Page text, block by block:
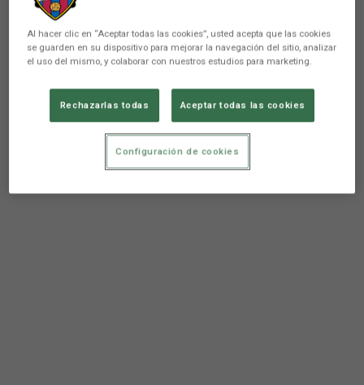
Al hacer clic en “Aceptar todas las cookies”, usted acepta que las cookies
se guarden en su dispositivo para mejorar la navegación del sitio, analizar
el uso del mismo, y colaborar con nuestros estudios para marketing.
Rechazarlas todas Aceptar todas las cookies
Configuración de cookies